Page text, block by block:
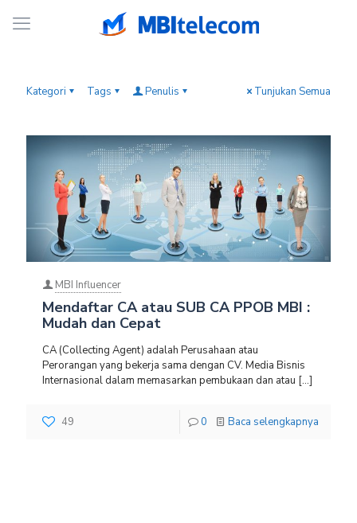
Kategori Tags Penulis Tunjukan Semua
MBI Influencer
Mendaftar CA atau SUB CA PPOB MBI :
Mudah dan Cepat
CA (Collecting Agent) adalah Perusahaan atau
Perorangan yang bekerja sama dengan CV. Media Bisnis
Internasional dalam memasarkan pembukaan dan atau […]
49 0 Baca selengkapnya